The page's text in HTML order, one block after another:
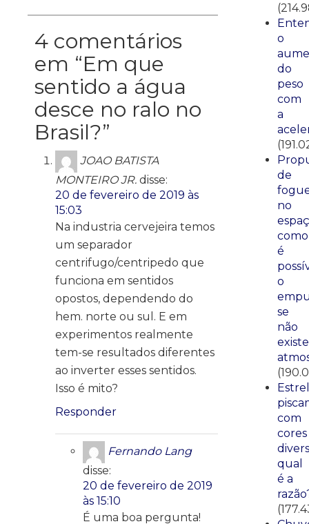
4 comentários
em “Em que
sentido a água
desce no ralo no
Brasil?”
JOAO BATISTA
MONTEIRO JR. disse:
20 de fevereiro de 2019 às
15:03
Na industria cervejeira temos
um separador
centrifugo/centripedo que
funciona em sentidos
opostos, dependendo do
hem. norte ou sul. E em
experimentos realmente
tem-se resultados diferentes
ao inverter esses sentidos.
Isso é mito?
Responder
Fernando Lang
disse:
20 de fevereiro de 2019
às 15:10
É uma boa pergunta!
o
do
peso
com
a
de
no
como
é
o
se
não
existe
com
cores
qual
é a